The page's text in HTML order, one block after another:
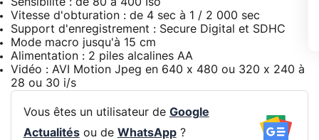
Vitesse d'obturation : de 4 sec à 1 / 2 000 sec
Support d'enregistrement : Secure Digital et SDHC
Mode macro jusqu'à 15 cm
Alimentation : 2 piles alcalines AA
Vidéo : AVI Motion Jpeg en 640 x 480 ou 320 x 240 à
28 ou 30 i/s
Vous êtes un utilisateur de Google
Actualitésou de WhatsApp?